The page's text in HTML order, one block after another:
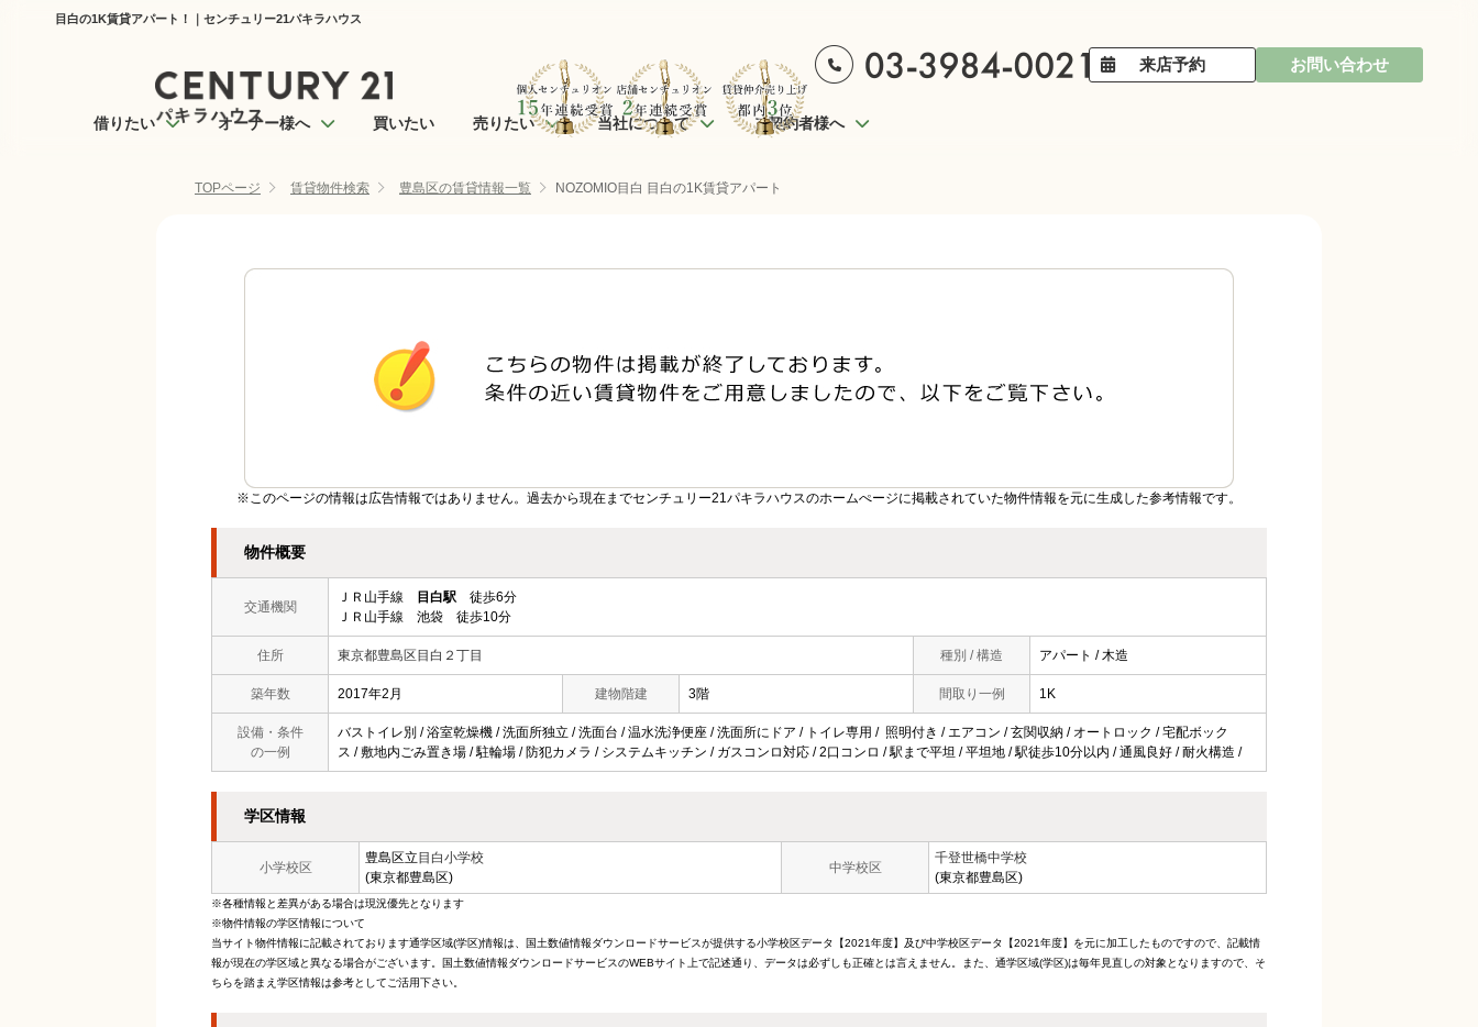
目白の1K賃貸アパート！｜センチュリー21パキラハウス
来店予約 お問い合わせ
借りたい オーナー様へ 買いたい 売りたい 当社について ご契約者様へ
TOPページ 賃貸物件検索 豊島区の賃貸情報一覧 NOZOMIO目白 目白の1K賃貸アパート
※このページの情報は広告情報ではありません。過去から現在までセンチュリー21パキラハウスのホームぺージに掲載されていた物件情報を元に生成した参考情報です。
物件概要
交通機関
ＪＲ山手線 目白駅 徒歩6分
ＪＲ山手線 池袋 徒歩10分
住所 東京都豊島区目白２丁目 種別 / 構造 アパート / 木造
築年数 2017年2月 建物階建 3階 間取り一例 1K
設備・条件
の一例
バストイレ別 / 浴室乾燥機 / 洗面所独立 / 洗面台 / 温水洗浄便座 / 洗面所にドア / トイレ専用 / 照明付き / エアコン / 玄関収納 / オートロック / 宅配ボック
ス / 敷地内ごみ置き場 / 駐輪場 / 防犯カメラ / システムキッチン / ガスコンロ対応 / 2口コンロ / 駅まで平坦 / 平坦地 / 駅徒歩10分以内 / 通風良好 / 耐火構造 /
学区情報
小学校区
豊島区立 目白小学校
(東京都豊島区)
中学校区
千登世橋中学校
(東京都豊島区)
※各種情報と差異がある場合は現況優先となります
※物件情報の学区情報について
当サイト物件情報に記載されております通学区域(学区)情報は、国土数値情報ダウンロードサービスが提供する小学校区データ【2021年度】及び中学校区データ【2021年度】を元に加工したものですので、記載情
報が現在の学区域と異なる場合がございます。国土数値情報ダウンロードサービスのWEBサイト上で記述通り、データは必ずしも正確とは言えません。また、通学区域(学区)は毎年見直しの対象となりますので、そ
ちらを踏まえ学区情報は参考としてご活用下さい。